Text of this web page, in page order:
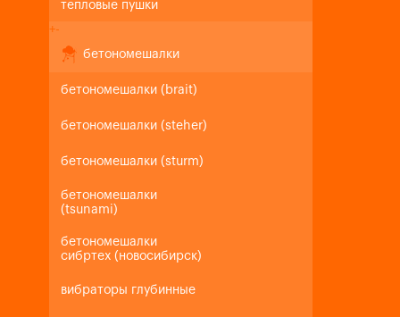
тепловые пушки
+-
бетономешалки
бетономешалки (brait)
бетономешалки (steher)
бетономешалки (sturm)
бетономешалки
(tsunami)
бетономешалки
сибртех (новосибирск)
вибраторы глубинные